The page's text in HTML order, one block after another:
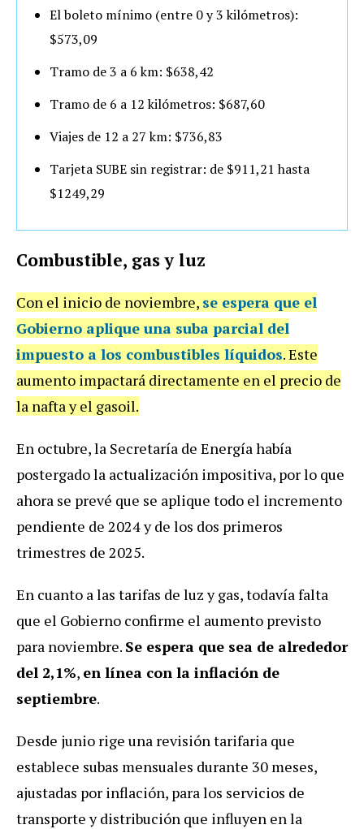
El boleto mínimo (entre 0 y 3 kilómetros):
$573,09
Tramo de 3 a 6 km: $638,42
Tramo de 6 a 12 kilómetros: $687,60
Viajes de 12 a 27 km: $736,83
Tarjeta SUBE sin registrar: de $911,21 hasta
$1249,29
Combustible, gas y luz
Con el inicio de noviembre, se espera que el
Gobierno aplique una suba parcial del
impuesto a los combustibles líquidos. Este
aumento impactará directamente en el precio de
la nafta y el gasoil.
En octubre, la Secretaría de Energía había
postergado la actualización impositiva, por lo que
ahora se prevé que se aplique todo el incremento
pendiente de 2024 y de los dos primeros
trimestres de 2025.
En cuanto a las tarifas de luz y gas, todavía falta
que el Gobierno confirme el aumento previsto
para noviembre. Se espera que sea de alrededor
del 2,1%, en línea con la inflación de
septiembre.
Desde junio rige una revisión tarifaria que
establece subas mensuales durante 30 meses,
ajustadas por inflación, para los servicios de
transporte y distribución que influyen en la